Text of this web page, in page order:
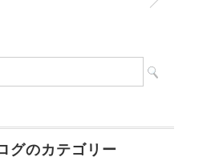
グのカテゴリー